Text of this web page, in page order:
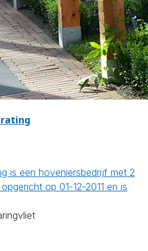
is een hoveniersbedrijf met 2
op 01-12-2011 en is